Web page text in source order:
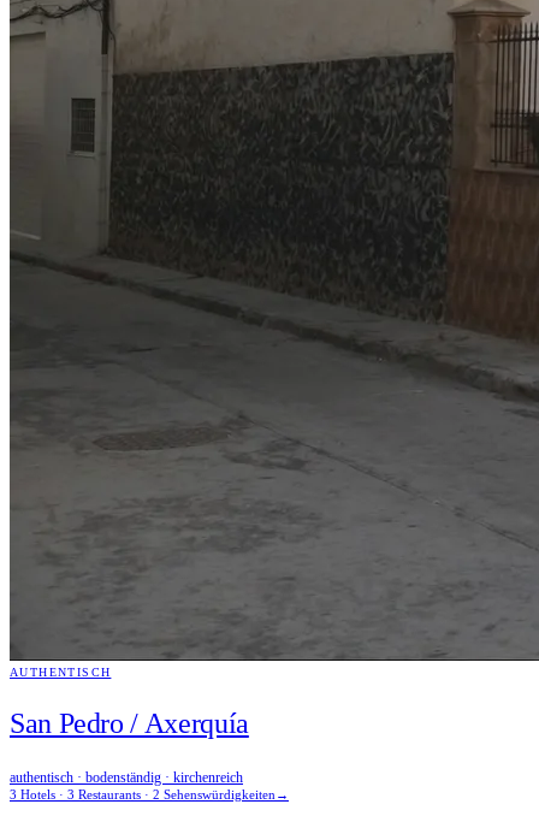
AUTHENTISCH
San Pedro / Axerquía
authentisch · bodenständig · kirchenreich
3 Hotels · 3 Restaurants · 2 Sehenswürdigkeiten →